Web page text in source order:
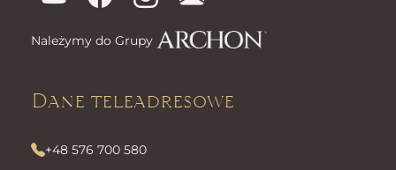
Należymy do Grupy
Dane teleadresowe
+48 576 700 580